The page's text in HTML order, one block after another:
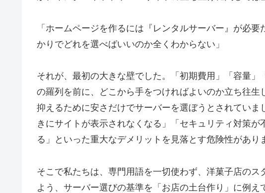
「ホームページを作るには『レンタルサーバー』が必
かりでどれを選べばいいのか全くわからない」
それが、最初の大きな壁でした。「初期費用」「容量
の羅列を前に、どこから手をつければよいのか立ち往
抑えるために安さだけでサーバーを選ぼうとされていま
きにサイトが表示されなくなる」「セキュリティ対策
る」といった重大なデメリットを見落とす危険性があり
そこで私たちは、専門用語を一切使わず、洋菓子店の
よう、サーバー選びの基準を「お店の土台作り」に例え